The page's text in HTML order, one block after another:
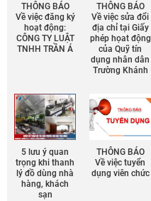
THÔNG BÁO
Về việc đăng ký
hoạt động:
CÔNG TY LUẬT
TNHH TRẦN Á
THÔNG BÁO
Về việc sửa đổi
địa chỉ tại Giấy
phép họat động
của Quỹ tín
dụng nhân dân
Trường Khánh
5 lưu ý quan
trọng khi thanh
lý đồ dùng nhà
hàng, khách
sạn
THÔNG BÁO
Về việc tuyển
dụng viên chức